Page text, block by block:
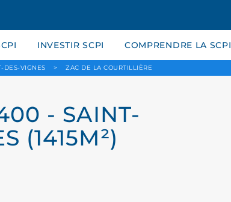
INVESTIR SCPI COMPRENDRE LA SCPI
DES-VIGNES > ZAC DE LA COURTILLIÈRE
- SAINT-
(1415M²)